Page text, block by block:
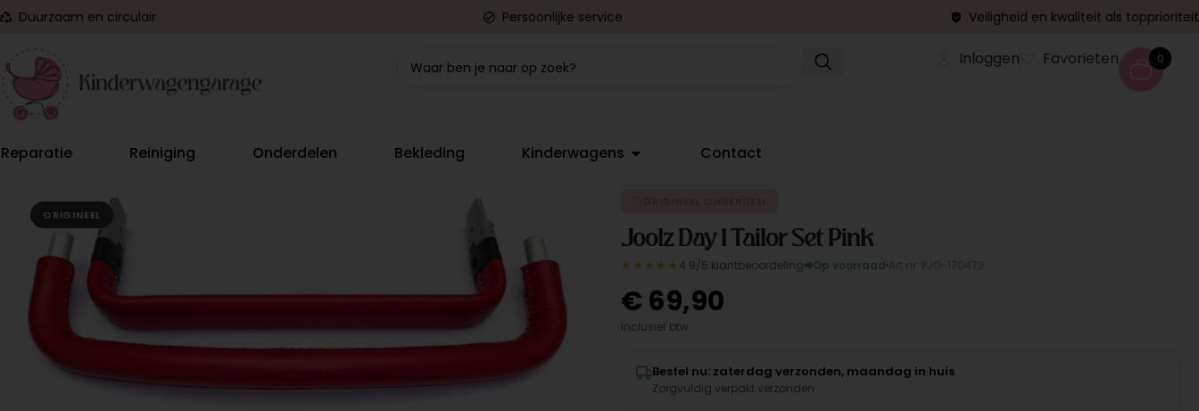
Duurzaam en circulair Persoonlijke service Veiligheid en kwaliteit als topprioriteit
Inloggen Favorieten 0
Reparatie Reiniging Onderdelen Bekleding Kinderwagens Contact
ORIGINEEL
Joolz Day 1 Tailor Set Pink
★★★★★ 4.9/5 klantbeoordeling Op voorraad
€ 69,90
Inclusief btw
Bestel nu: zaterdag verzonden, maandag in huis
Zorgvuldig verpakt verzonden